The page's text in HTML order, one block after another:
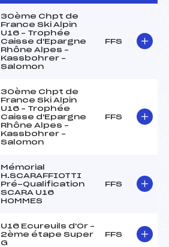
30ème Chpt de
France Ski Alpin
U16 – Trophée
Caisse d'Epargne
Rhône Alpes –
Kassbohrer –
Salomon
FFS
30ème Chpt de
France Ski Alpin
U16 – Trophée
Caisse d'Epargne
Rhône Alpes –
Kassbohrer –
Salomon
FFS
Mémorial
H.SCARAFFIOTTI
Pré-Qualification
SCARA U16
HOMMES
FFS
U16 Ecureuils d'Or –
2ème étape Super
G
FFS